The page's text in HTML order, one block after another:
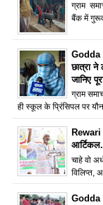
ग्राम
बैंक में
Godda
छात्रा ने
जानिए
ग्राम
ही स्कूल के प्रिंसिपल पर
चाहे वो
विलिप्त,
Godda